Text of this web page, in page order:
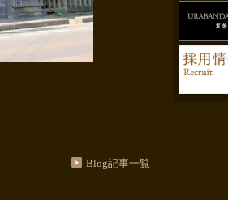
Blog記事一覧